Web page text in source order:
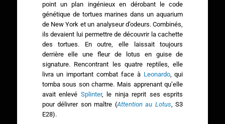
point un plan ingénieux en dérobant le code
génétique de tortues marines dans un aquarium
de New York et un analyseur d’odeurs. Combinés,
ils devaient lui permettre de découvrir la cachette
des tortues. En outre, elle laissait toujours
derrière elle une fleur de lotus en guise de
signature. Rencontrant les quatre reptiles, elle
livra un important combat face à Leonardo, qui
tomba sous son charme. Mais apprenant qu’elle
avait enlevé Splinter, le ninja reprit ses esprits
pour délivrer son maître (Attention au Lotus, S3
E28).